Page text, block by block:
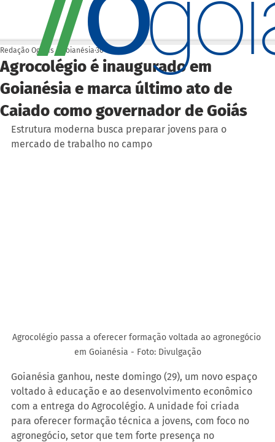
Agrocolégio é inaugurado em
Goianésia e marca último ato de
Caiado como governador de Goiás
Redação Ogoiás | Goianésia 30 de mar.
Estrutura moderna busca preparar jovens para o
mercado de trabalho no campo
Agrocolégio passa a oferecer formação voltada ao agronegócio
em Goianésia - Foto: Divulgação
Goianésia ganhou, neste domingo (29), um novo espaço
voltado à educação e ao desenvolvimento econômico
com a entrega do Agrocolégio. A unidade foi criada
para oferecer formação técnica a jovens, com foco no
agronegócio, setor que tem forte presença no